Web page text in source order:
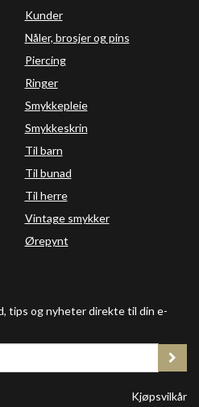
Kunder
Nåler, brosjer og pins
Piercing
Ringer
Smykkepleie
Smykkeskrin
Til barn
Til bunad
Til herre
Vintage smykker
Ørepynt
tips og nyheter direkte til din e-
Kjøpsvilkår